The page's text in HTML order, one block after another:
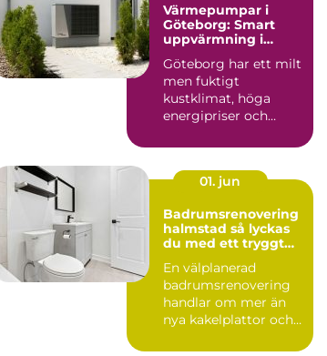
Värmepumpar i
Göteborg: Smart
uppvärmning i
Göteborg har ett milt
men fuktigt
kustklimat, höga
energipriser och
01. jun
Badrumsrenovering
halmstad så lyckas
du med ett tryggt
En välplanerad
badrumsrenovering
handlar om mer än
nya kakelplattor och